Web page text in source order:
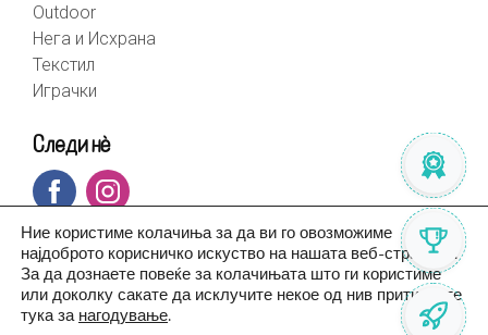
Outdoor
Нега и Исхрана
Текстил
Играчки
Следи нè
Ние користиме колачиња за да ви го овозможиме
најдоброто корисничко искуство на нашата веб-страница.
За да дознаете повеќе за колачињата што ги користиме
или доколку сакате да исклучите некое од нив притиснете
тука за нагодување.